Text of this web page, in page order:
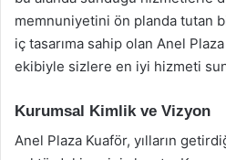
memnuniyetini ön planda tutan
iç tasarıma sahip olan Anel
ekibiyle sizlere en iyi hizmeti
Kurumsal Kimlik ve Vizyon
Anel Plaza Kuaför, yılların